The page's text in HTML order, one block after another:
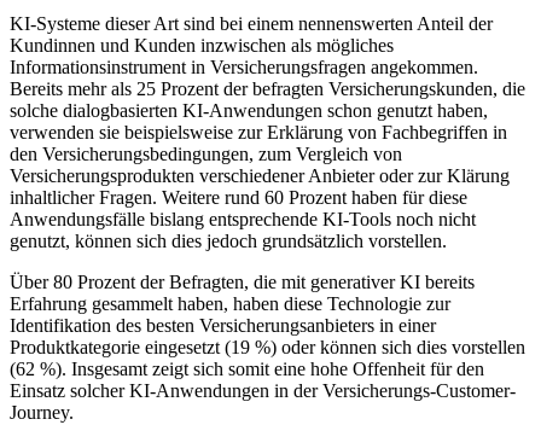
KI-Systeme dieser Art sind bei einem nennenswerten Anteil der
Kundinnen und Kunden inzwischen als mögliches
Informationsinstrument in Versicherungsfragen angekommen.
Bereits mehr als 25 Prozent der befragten Versicherungskunden, die
solche dialogbasierten KI-Anwendungen schon genutzt haben,
verwenden sie beispielsweise zur Erklärung von Fachbegriffen in
den Versicherungsbedingungen, zum Vergleich von
Versicherungsprodukten verschiedener Anbieter oder zur Klärung
inhaltlicher Fragen. Weitere rund 60 Prozent haben für diese
Anwendungsfälle bislang entsprechende KI-Tools noch nicht
genutzt, können sich dies jedoch grundsätzlich vorstellen.
Über 80 Prozent der Befragten, die mit generativer KI bereits
Erfahrung gesammelt haben, haben diese Technologie zur
Identifikation des besten Versicherungsanbieters in einer
Produktkategorie eingesetzt (19 %) oder können sich dies vorstellen
(62 %). Insgesamt zeigt sich somit eine hohe Offenheit für den
Einsatz solcher KI-Anwendungen in der Versicherungs-Customer-
Journey.